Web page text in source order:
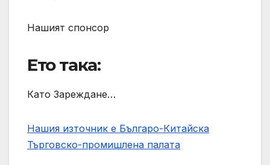
Нашият спонсор
Ето така:
Като Зареждане…
Нашия източник е Българо-Китайска
Търговско-промишлена палaта